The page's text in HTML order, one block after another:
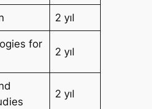
2 yıl
for
2 yıl
2 yıl